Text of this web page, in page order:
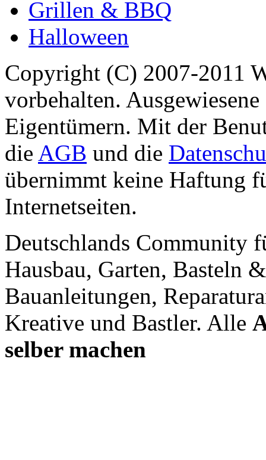
Grillen & BBQ
Halloween
Copyright (C) 2007-2011
vorbehalten.
Eigentümern. Mit der
die AGB und die
übernimmt keine Haftung
Internetseiten.
Deutschlands Community
Hausbau, Garten, Basteln
Bauanleitungen,
Kreative und Bastler. Alle
selber machen